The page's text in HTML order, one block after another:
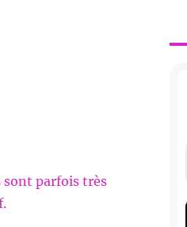
sont parfois très